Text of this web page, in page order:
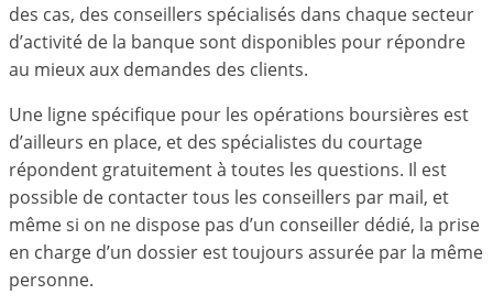
des cas, des conseillers spécialisés dans chaque secteur
d’activité de la banque sont disponibles pour répondre
au mieux aux demandes des clients.
Une ligne spécifique pour les opérations boursières est
d’ailleurs en place, et des spécialistes du courtage
répondent gratuitement à toutes les questions. Il est
possible de contacter tous les conseillers par mail, et
même si on ne dispose pas d’un conseiller dédié, la prise
en charge d’un dossier est toujours assurée par la même
personne.